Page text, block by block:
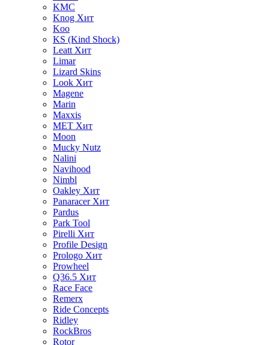
KMC
Knog Хит
Koo
KS (Kind Shock)
Leatt Хит
Limar
Lizard Skins
Look Хит
Magene
Marin
Maxxis
MET Хит
Moon
Mucky Nutz
Nalini
Navihood
Nimbl
Oakley Хит
Panaracer Хит
Pardus
Park Tool
Pirelli Хит
Profile Design
Prologo Хит
Prowheel
Q36.5 Хит
Race Face
Remerx
Ride Concepts
Ridley
RockBros
Rotor